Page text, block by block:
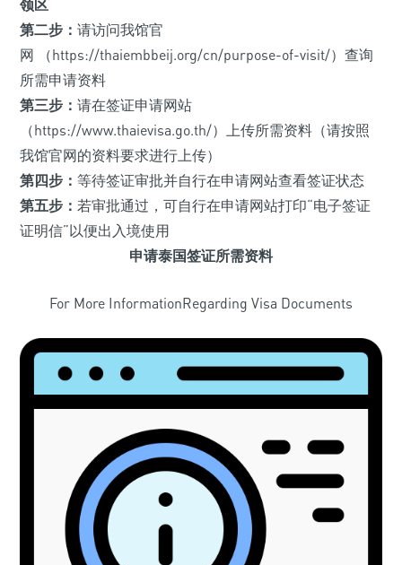
领区
第二步： 请访问我馆官
网 （https://thaiembbeij.org/cn/purpose-of-visit/）查询
所需申请资料
第三步： 请在签证申请网站
（https://www.thaievisa.go.th/）上传所需资料（请按照
我馆官网的资料要求进行上传）
第四步： 等待签证审批并自行在申请网站查看签证状态
第五步： 若审批通过，可自行在申请网站打印“电子签证
证明信”以便出入境使用
申请泰国签证所需资料
For More InformationRegarding Visa Documents